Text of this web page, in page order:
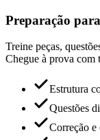
Preparação
Treine peças,
Chegue à prova com
Estrutura
Questões
Correção e